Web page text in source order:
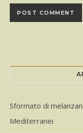
Sformato di
Mediterranei